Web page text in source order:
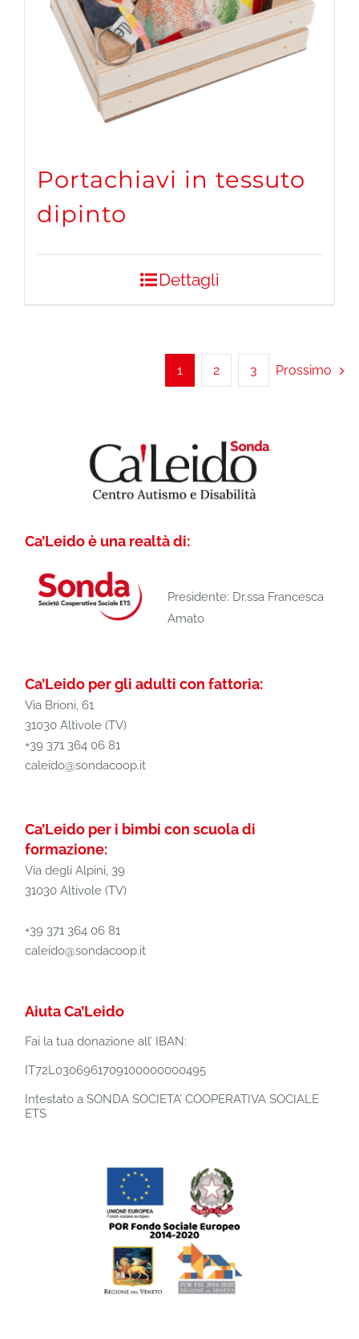
Portachiavi in tessuto
dipinto
Dettagli
1 2 3 Prossimo
Ca’Leido è una realtà di:
Presidente: Dr.ssa Francesca
Amato
Ca’Leido per gli adulti con fattoria:
Via Brioni, 61
31030 Altivole (TV)
+39 371 364 06 81
caleido@sondacoop.it
Ca’Leido per i bimbi con scuola di
formazione:
Via degli Alpini, 39
31030 Altivole (TV)
+39 371 364 06 81
caleido@sondacoop.it
Aiuta Ca’Leido
Fai la tua donazione all’ IBAN:
IT72L0306961709100000000495
Intestato a SONDA SOCIETA’ COOPERATIVA SOCIALE
ETS